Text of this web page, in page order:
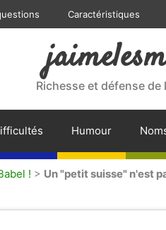
Caractéristiques
Richesse et défense
Humour
! > Un "petit suisse" n'est